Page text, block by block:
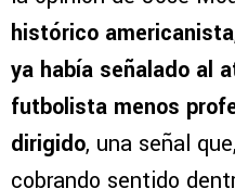
histórico
ya había señalado al
futbolista menos
dirigido, una señal
cobrando sentido